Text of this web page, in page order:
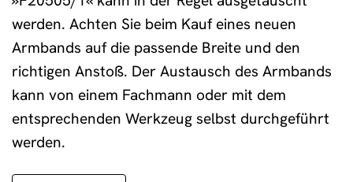
werden. Achten Sie beim Kauf eines neuen
Armbands auf die passende Breite und den
richtigen Anstoß. Der Austausch des Armbands
kann von einem Fachmann oder mit dem
entsprechenden Werkzeug selbst durchgeführt
werden.